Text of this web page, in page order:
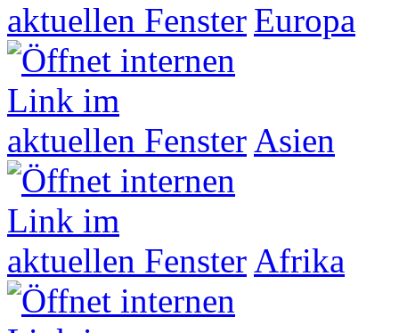
Europa
Asien
Afrika